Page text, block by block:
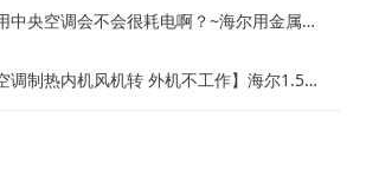
空调会不会很耗电啊？~海尔用金属餐具吃饭胃口更好？
热内机风机转 外机不工作】海尔1.5p美的空调喷雾是什么原因